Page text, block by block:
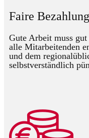
Faire Bezahlung
Gute Arbeit muss
alle Mitarbeitenden
und dem
selbstverständlich